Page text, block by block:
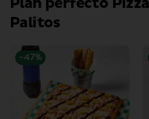
Plan perfecto Pizza
Palitos
-47%